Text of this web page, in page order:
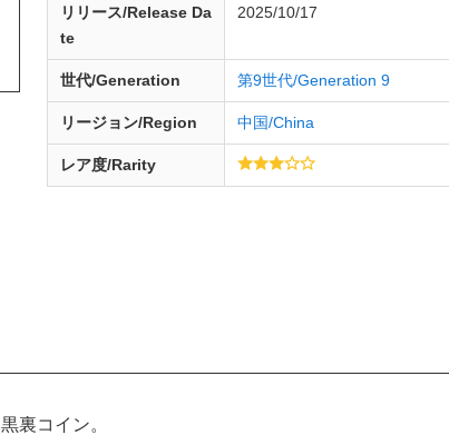
リリース/ReleaseDa
te
2025/10/17
世代/Generation 第9世代/Generation 9
リージョン/Region 中国/China
レア度/Rarity
裏コイン。